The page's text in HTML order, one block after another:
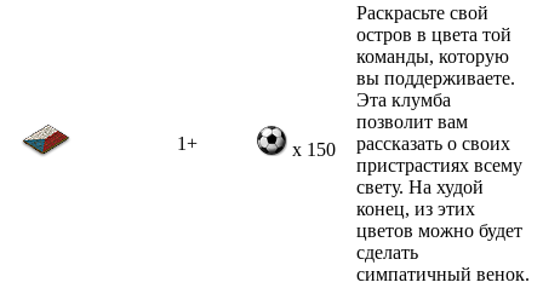
1+ x 150
Раскрасьте свой
остров в цвета той
команды, которую
вы поддерживаете.
Эта клумба
позволит вам
рассказать о своих
пристрастиях всему
свету. На худой
конец, из этих
цветов можно будет
сделать
симпатичный венок.